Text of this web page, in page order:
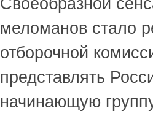
меломанов стало
отборочной
представлять
начинающую